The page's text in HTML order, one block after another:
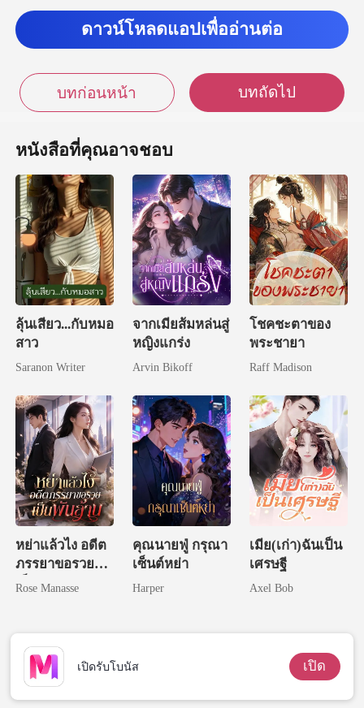
ดาวน์โหลดแอปเพื่ออ่านต่อ
บทก่อนหน้า บทถัดไป
หนังสือที่คุณอาจชอบ
ลุ้นเสียว...กับหมอ
สาว
Saranon Writer
จากเมียส้มหล่นสู่
หญิงแกร่ง
Arvin Bikoff
โชคชะตาของ
พระชายา
Raff Madison
หย่าแล้วไง อดีต
ภรรยาขอรวย
เป็นพันล้าน
Rose Manasse
คุณนายฟู่ กรุณา
เซ็นต์หย่า
Harper
เมีย(เก่า)ฉันเป็น
เศรษฐี
Axel Bob
เปิดรับโบนัส เปิด